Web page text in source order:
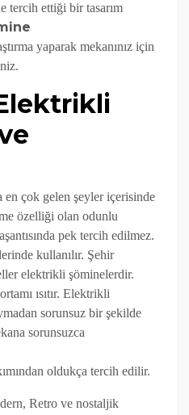
tercih ettiği bir tasarım
yaparak mekanınız için
çok gelen şeyler içerisinde
özelliği olan odunlu
pek tercih edilmez.
kullanılır. Şehir
elektrikli şöminelerdir.
ısıtır. Elektrikli
sorunsuz bir şekilde
sorunsuzca
oldukça tercih edilir.
Retro ve nostaljik